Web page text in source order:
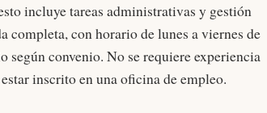
incluye tareas administrativas y gestión
completa, con horario de lunes a viernes de
según convenio. No se requiere experiencia
inscrito en una oficina de empleo.